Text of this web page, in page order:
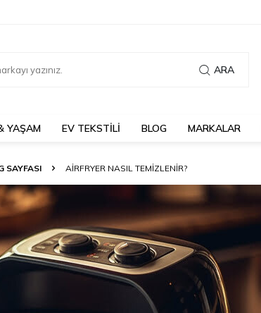
ARA
YAŞAM EV TEKSTİLİ BLOG MARKALAR
SAYFASI AIRFRYER NASIL TEMIZLENIR?